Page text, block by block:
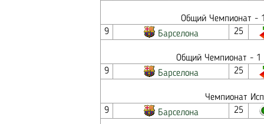
Общий Чемпионат -
9
Барселона 25
Общий Чемпионат - 1
9
Барселона 25
Чемпионат
9
Барселона 25